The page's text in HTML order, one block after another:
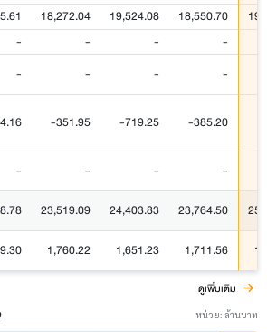
18,272.04 19,524.08 18,550.70
- - - -
- - - -
-351.95 -719.25 -385.20
- - - -
23,519.09 24,403.83 23,764.50
1,760.22 1,651.23 1,711.56
ดูเพิ่มเติม
หน่วย: ล้านบาท